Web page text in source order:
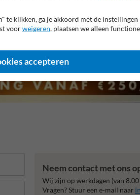
Neem contact met ons
Wij zijn op werkdagen (van
Vragen? Stuur een e-mail naar
te klikken, ga je akkoord met de instellingen
voorweigeren, plaatsen we alleen
accepteren